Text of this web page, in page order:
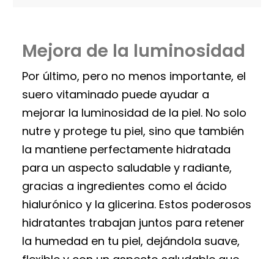
Mejora de la luminosidad
Por último, pero no menos importante, el
suero vitaminado puede ayudar a
mejorar la luminosidad de la piel. No solo
nutre y protege tu piel, sino que también
la mantiene perfectamente hidratada
para un aspecto saludable y radiante,
gracias a ingredientes como el ácido
hialurónico y la glicerina. Estos poderosos
hidratantes trabajan juntos para retener
la humedad en tu piel, dejándola suave,